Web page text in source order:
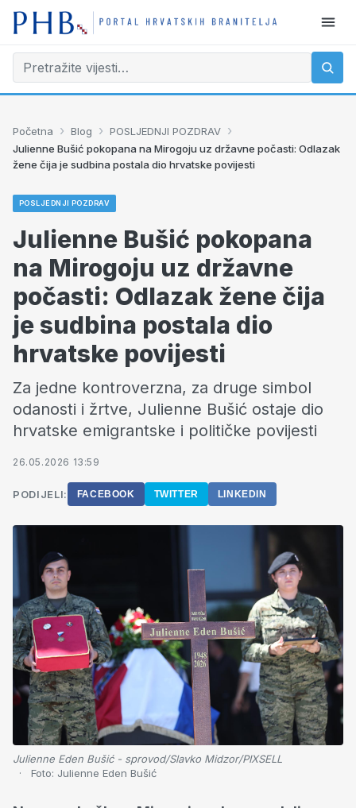
Početna › Blog › POSLJEDNJI POZDRAV ›
Julienne Bušić pokopana na Mirogoju uz državne počasti: Odlazak
žene čija je sudbina postala dio hrvatske povijesti
POSLJEDNJI POZDRAV
Julienne Bušić pokopana
na Mirogoju uz državne
počasti: Odlazak žene čija
je sudbina postala dio
hrvatske povijesti
Za jedne kontroverzna, za druge simbol
odanosti i žrtve, Julienne Bušić ostaje dio
hrvatske emigrantske i političke povijesti
26.05.2026 13:59
PODIJELI: FACEBOOK TWITTER LINKEDIN
Julienne Eden Bušić - sprovod/Slavko Midzor/PIXSELL
Foto: Julienne Eden Bušić